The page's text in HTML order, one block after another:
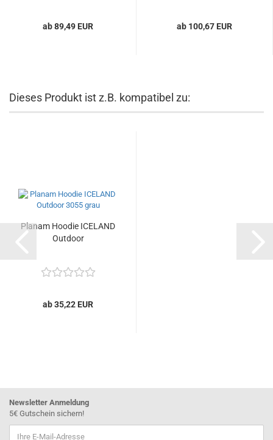
ab 89,49 EUR ab 100,67 EUR
Dieses Produkt ist z.B. kompatibel zu:
Planam Hoodie ICELAND
Outdoor
ab 35,22 EUR
Newsletter Anmeldung
5€ Gutschein sichern!